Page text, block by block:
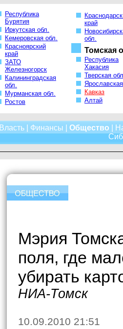
Республика
Бурятия
Иркутская обл.
Кемеровская обл.
Красноярский
край
ЗАТО
Железногорск
Калининградская
обл.
Мурманская обл.
Ростов
край
обл.
Томская
Республика
Хакасия
Тверская
Кавказ
Алтай
Власть| Финансы Общество
Мэрия
поля, где
убирать
НИА-Томск
10.09.2010 21:51